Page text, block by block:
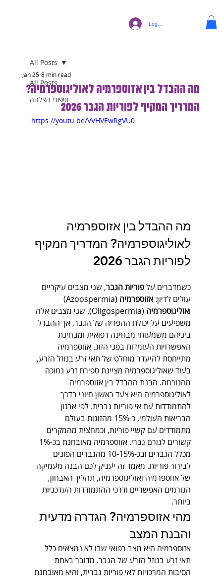
Log In
All Posts
סיפורי הצלחה
All Posts
מה ההבדל בין אזוספרמיה לאוליגוספרמיה?
המדריך המקיף לפוריות הגבר 2026
Jan 25 8 min read
https://youtu.be/VVHVEwRgVU0
מה ההבדל בין אזוספרמיה
לאוליגוספרמיה? המדריך המקיף
לפוריות הגבר 2026
כשמדברים על פוריות הגבר, שני מצבים עיקריים
עולים לדיון: אזוספרמיה
(Azoospermia)
ואוליגוספרמיה
(Oligospermia). שני מצבים אלה
משפיעים על יכולת ההפריה של הגבר, אך ההבדל
ביניהם משמעותי מבחינה רפואית ומבחינת
האפשרויות העומדות בפני הזוג. אזוספרמיה
מתייחסת להיעדר מוחלט של תאי זרע בנוזל הזרע,
בעוד שאוליגוספרמיה מציינת ספירת זרע נמוכה
מהנורמה. הבנת ההבדל בין אזוספרמיה
לאוליגוספרמיה היא צעד ראשון חיוני בדרך
להתמודדות עם אי פוריות גברית. לפי ארגון
הבריאות העולמי, כ-15% מהזוגות בעולם
מתמודדים עם קשיי פוריות, וכמחצית מהמקרים
מכלל הגברים ובכ-10-15% מהגברים הפונים
לבירור פוריות. מאמר זה יעניק לכם הבנה מעמיקה
של אזוספרמיה ואוליגוספרמיה, תהליך האבחון,
הגורמים האפשריים ודרכי ההתמודדות העדכניות
ביותר.
מהי אזוספרמיה? הגדרה מדעית
והבנת המצב
אזוספרמיה היא מצב רפואי שבו לא נמצאים כלל
תאי זרע בנוזל הזרע של הגבר. מדובר באחת
הסיבות המרכזיות לאי פוריות גברית, והיא מאובחנת